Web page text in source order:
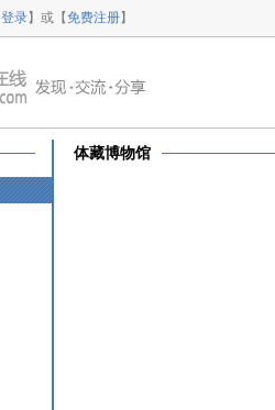
登录】或【免费注册】
体藏博物馆